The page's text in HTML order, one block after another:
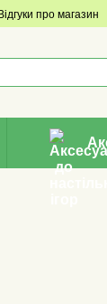
Відгуки про магазин